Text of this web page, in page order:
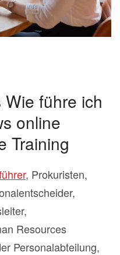
führe ich
online
Training
, Prokuristen,
Resources
Personalabteilung,